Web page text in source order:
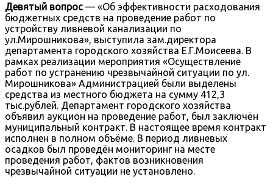
Девятый вопрос — «Об эффективности расходования
бюджетных средств на проведение работ по
устройству ливневой канализации по
ул.Мирошникова», выступила зам.директора
департамента городского хозяйства Е.Г.Моисеева. В
рамках реализации мероприятия «Осуществление
работ по устранению чрезвычайной ситуации по ул.
Мирошникова» Администрацией были выделены
средства из местного бюджета на сумму 412,3
тыс.рублей. Департамент городского хозяйства
объявил аукцион на проведение работ, был заключён
муниципальный контракт. В настоящее время контракт
исполнен в полном объёме. В период ливневых
осадков был проведён мониторинг на месте
проведения работ, фактов возникновения
чрезвычайной ситуации не установлено.